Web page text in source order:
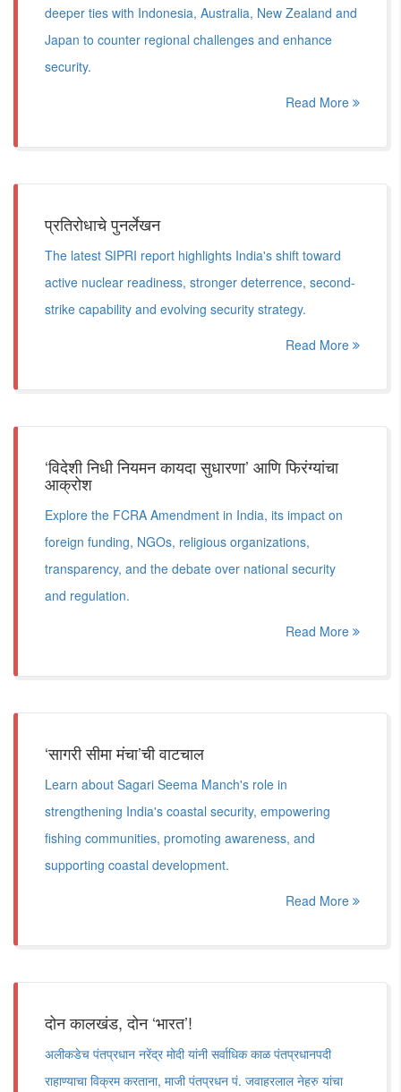
deeper ties with Indonesia, Australia, New Zealand and
Japan to counter regional challenges and enhance
security.
Read More
प्रतिरोधाचे पुनर्लेखन
The latest SIPRI report highlights India's shift toward
active nuclear readiness, stronger deterrence, second-
strike capability and evolving security strategy.
Read More
‘विदेशी निधी नियमन कायदा सुधारणा’ आणि फिरंग्यांचा
आक्रोश
Explore the FCRA Amendment in India, its impact on
foreign funding, NGOs, religious organizations,
transparency, and the debate over national security
and regulation.
Read More
‘सागरी सीमा मंचा’ची वाटचाल
Learn about Sagari Seema Manch's role in
strengthening India's coastal security, empowering
fishing communities, promoting awareness, and
supporting coastal development.
Read More
दोन कालखंड, दोन ‘भारत’!
अलीकडेच पंतप्रधान नरेंद्र मोदी यांनी सर्वाधिक काळ पंतप्रधानपदी
राहाण्याचा विक्रम करताना, माजी पंतप्रधन पं. जवाहरलाल नेहरु यांचा